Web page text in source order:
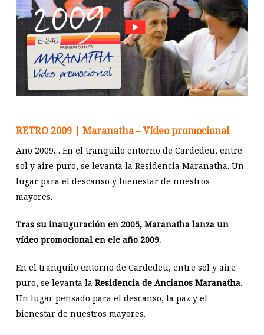
RETRO 2009 | Maranatha – Vídeo promocional
Año 2009… En el tranquilo entorno de Cardedeu, entre
sol y aire puro, se levanta la Residencia Maranatha. Un
lugar para el descanso y bienestar de nuestros
mayores.
Tras su inauguración en 2005, Maranatha lanza un
vídeo promocional en ele año 2009.
En el tranquilo entorno de Cardedeu, entre sol y aire
puro, se levanta la Residencia de Ancianos Maranatha.
Un lugar pensado para el descanso, la paz y el
bienestar de nuestros mayores.